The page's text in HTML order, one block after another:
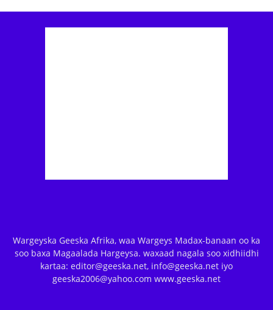
Wargeyska Geeska Afrika, waa Wargeys Madax-banaan oo ka
soo baxa Magaalada Hargeysa. waxaad nagala soo xidhiidhi
kartaa: editor@geeska.net, info@geeska.net iyo
geeska2006@yahoo.com www.geeska.net